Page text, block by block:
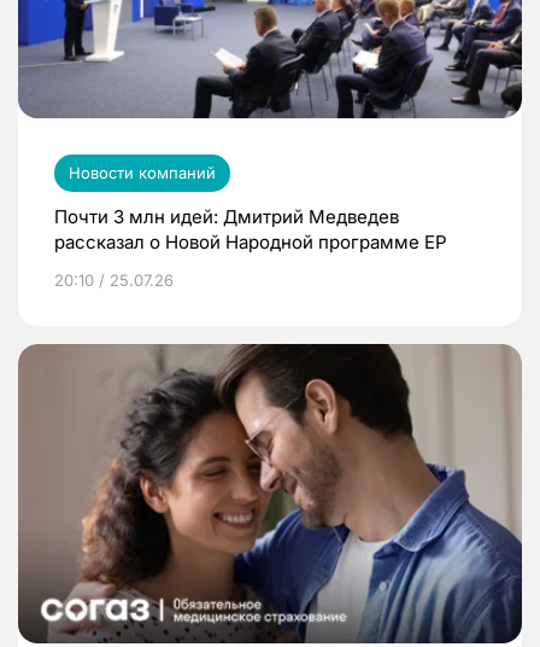
Новости компаний
Почти 3 млн идей: Дмитрий Медведев
рассказал о Новой Народной программе ЕР
20:10 / 25.07.26